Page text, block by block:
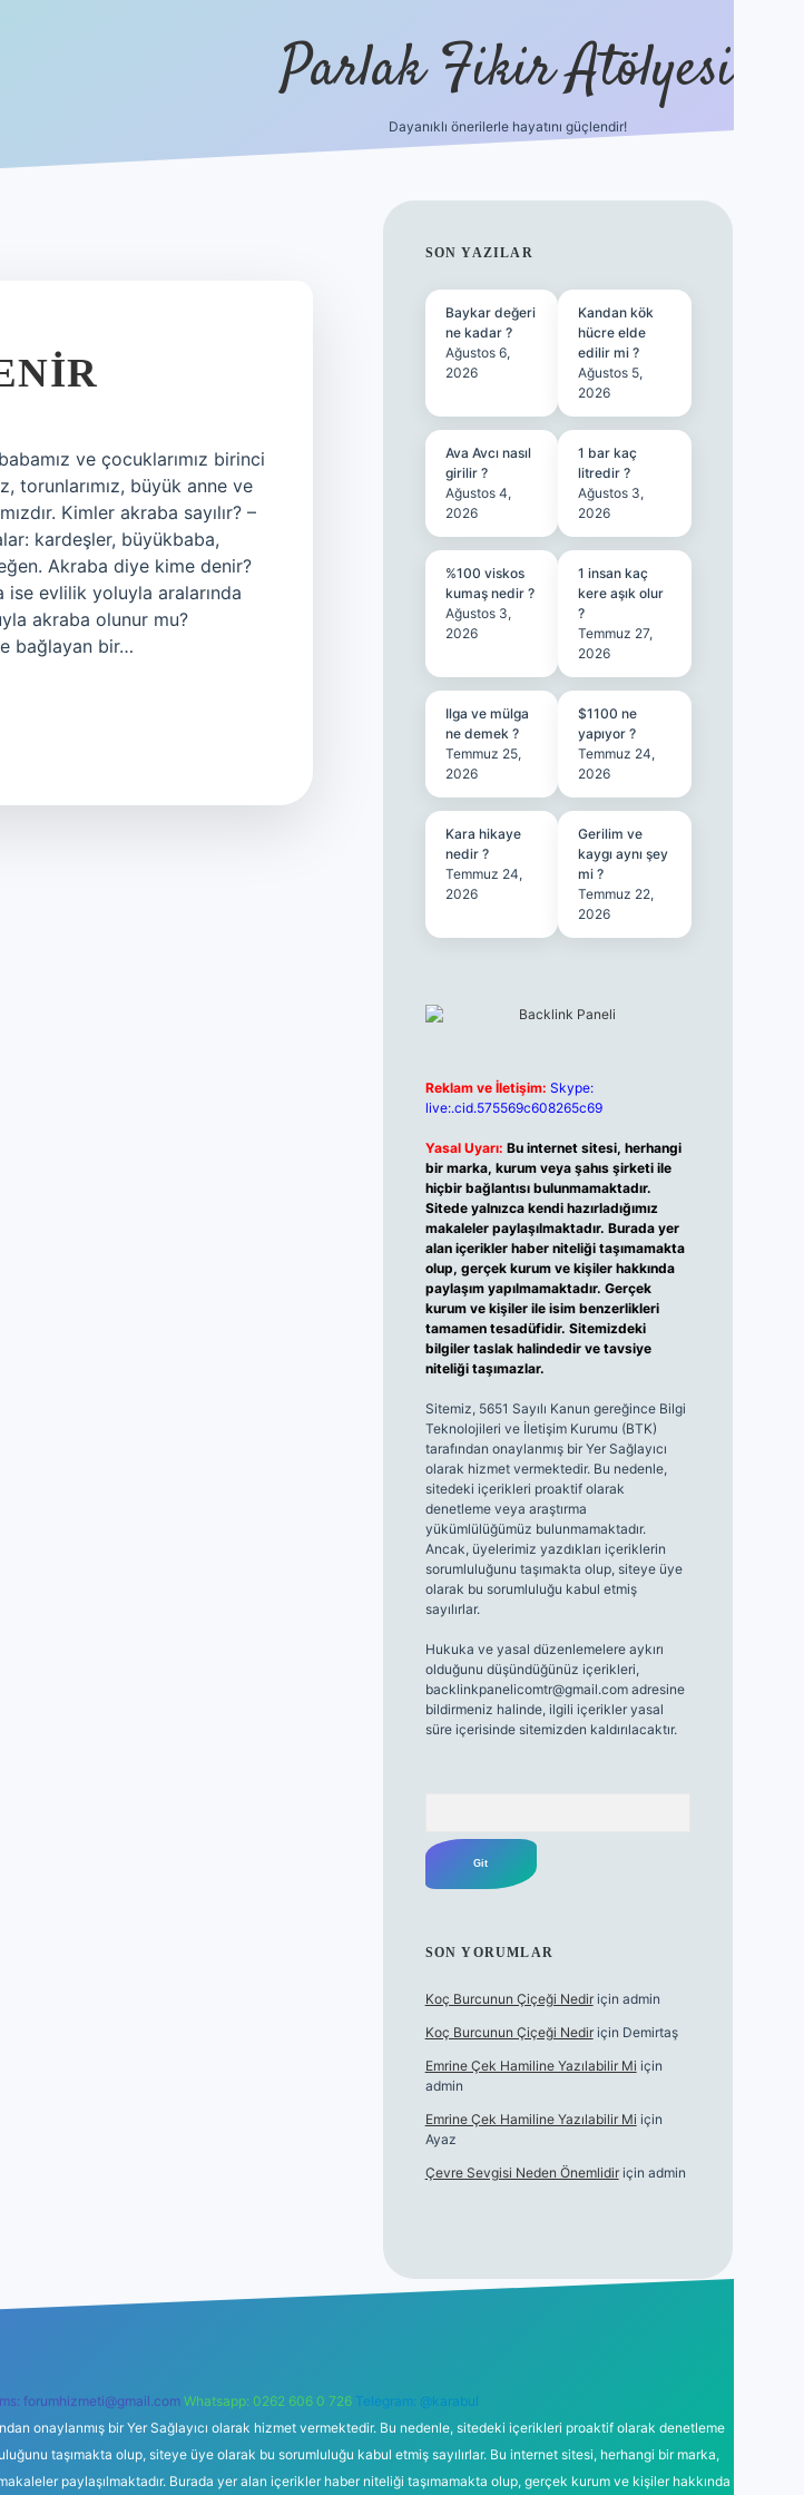
Parlak Fikir Atölyesi
Dayanıklı önerilerle hayatını güçlendir!
ve çocuklarımız birinci
torunlarımız, büyük anne ve
Kimler akraba sayılır? –
kardeşler, büyükbaba,
Akraba diye kime denir?
evlilik yoluyla aralarında
akraba olunur mu?
bağlayan bir…
SIDEBAR
SON YAZILAR
Baykar değeri
ne kadar ?
Ağustos 6,
2026
Kandan kök
hücre elde
edilir mi ?
Ağustos 5,
2026
Ava Avcı nasıl
girilir ?
Ağustos 4,
2026
1 bar kaç
litredir ?
Ağustos 3,
2026
%100 viskos
kumaş nedir ?
Ağustos 3,
2026
1 insan kaç
kere aşık olur
?
Temmuz 27,
2026
Ilga ve mülga
ne demek ?
Temmuz 25,
2026
$1100 ne
yapıyor ?
Temmuz 24,
2026
Kara hikaye
nedir ?
Temmuz 24,
2026
Gerilim ve
kaygı aynı şey
mi ?
Temmuz 22,
2026
Reklam ve İletişim: Skype:
live:.cid.575569c608265c69
Yasal Uyarı: Bu internet sitesi, herhangi
bir marka, kurum veya şahıs şirketi ile
hiçbir bağlantısı bulunmamaktadır.
Sitede yalnızca kendi hazırladığımız
makaleler paylaşılmaktadır. Burada yer
alan içerikler haber niteliği taşımamakta
olup, gerçek kurum ve kişiler hakkında
paylaşım yapılmamaktadır. Gerçek
kurum ve kişiler ile isim benzerlikleri
tamamen tesadüfidir. Sitemizdeki
bilgiler taslak halindedir ve tavsiye
niteliği taşımazlar.
Sitemiz, 5651 Sayılı Kanun gereğince Bilgi
Teknolojileri ve İletişim Kurumu (BTK)
tarafından onaylanmış bir Yer Sağlayıcı
olarak hizmet vermektedir. Bu nedenle,
sitedeki içerikleri proaktif olarak
denetleme veya araştırma
yükümlülüğümüz bulunmamaktadır.
Ancak, üyelerimiz yazdıkları içeriklerin
sorumluluğunu taşımakta olup, siteye üye
olarak bu sorumluluğu kabul etmiş
sayılırlar.
Hukuka ve yasal düzenlemelere aykırı
olduğunu düşündüğünüz içerikleri,
backlinkpanelicomtr@gmail.comadresine
bildirmeniz halinde, ilgili içerikler yasal
süre içerisinde sitemizden kaldırılacaktır.
SON YORUMLAR
Koç Burcunun Çiçeği Nediriçin admin
Koç Burcunun Çiçeği Nediriçin Demirtaş
Emrine Çek Hamiline Yazılabilir Mi için
admin
Emrine Çek Hamiline Yazılabilir Mi için
Ayaz
Çevre Sevgisi Neden Önemlidiriçin admin
ilbet casino
forumhizmeti@gmail.com Whatsapp: 0262 606 0 726 Telegram: @karabul
onaylanmış bir Yer Sağlayıcı olarak hizmet vermektedir. Bu nedenle, sitedeki içerikleri proaktif olarak denetleme
taşımakta olup, siteye üye olarak bu sorumluluğu kabul etmiş sayılırlar. Bu internet sitesi, herhangi bir marka,
paylaşılmaktadır. Burada yer alan içerikler haber niteliği taşımamakta olup, gerçek kurum ve kişiler hakkında